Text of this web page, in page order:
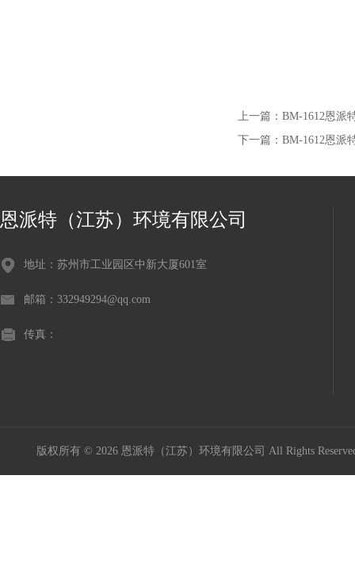
上一篇： BM-1612恩派
下一篇： BM-1612恩派
恩派特（江苏）环境有限公司
地址：苏州市工业园区中新大厦601室
邮箱：332949294@qq.com
传真：
版权所有 © 2026 恩派特（江苏）环境有限公司 All Rights